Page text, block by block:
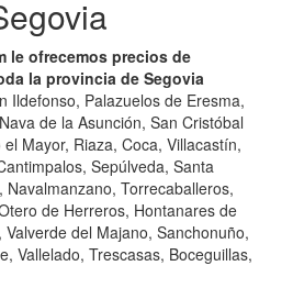
le ofrecemos precios de
la provincia de Segovia
Ildefonso, Palazuelos de Eresma,
de la Asunción, San Cristóbal
Mayor, Riaza, Coca, Villacastín,
Sepúlveda, Santa
Torrecaballeros,
de Herreros, Hontanares de
del Majano, Sanchonuño,
Vallelado, Trescasas, Boceguillas,